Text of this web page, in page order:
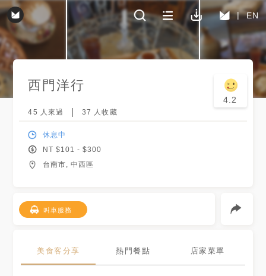
EN
西門洋行
4.2
45 人來過 37 人收藏
休息中
NT $101 - $300
台南市, 中西區
叫車服務
美食客分享 熱門餐點 店家菜單